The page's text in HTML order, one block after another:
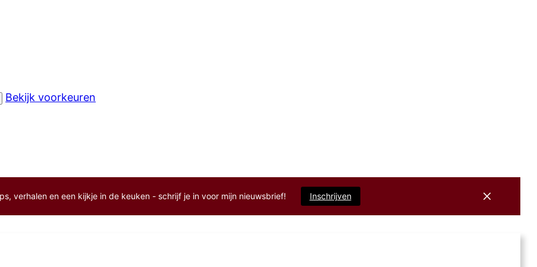
Bekijk voorkeuren
verhalen en een kijkje in de keuken - schrijf je in voor mijn nieuwsbrief! Inschrijven